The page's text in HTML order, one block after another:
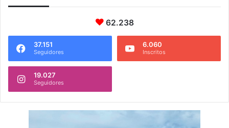
62.238
37.151
Seguidores
6.060
Inscritos
19.027
Seguidores